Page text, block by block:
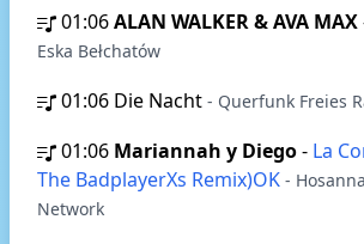
01:06ALAN WALKER & AVA MAX
Eska Bełchatów
01:06 Die Nacht - Querfunk Freies
01:06 Mariannah y Diego- La
The BadplayerXs Remix)OK -
Network